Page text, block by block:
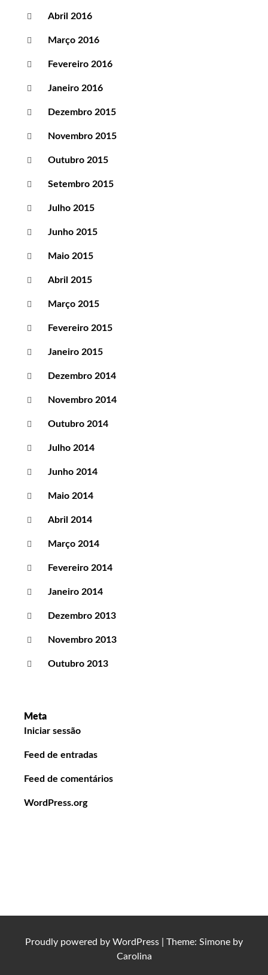
Abril 2016
Março 2016
Fevereiro 2016
Janeiro 2016
Dezembro 2015
Novembro 2015
Outubro 2015
Setembro 2015
Julho 2015
Junho 2015
Maio 2015
Abril 2015
Março 2015
Fevereiro 2015
Janeiro 2015
Dezembro 2014
Novembro 2014
Outubro 2014
Julho 2014
Junho 2014
Maio 2014
Abril 2014
Março 2014
Fevereiro 2014
Janeiro 2014
Dezembro 2013
Novembro 2013
Outubro 2013
Meta
Iniciar sessão
Feed de entradas
Feed de comentários
WordPress.org
Proudly powered by WordPress
Theme: Simone by
Carolina